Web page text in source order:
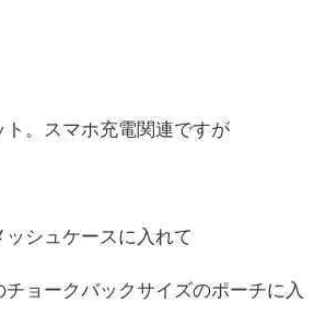
。スマホ充電関連ですが
シュケースに入れて
ョークバックサイズのポーチに入